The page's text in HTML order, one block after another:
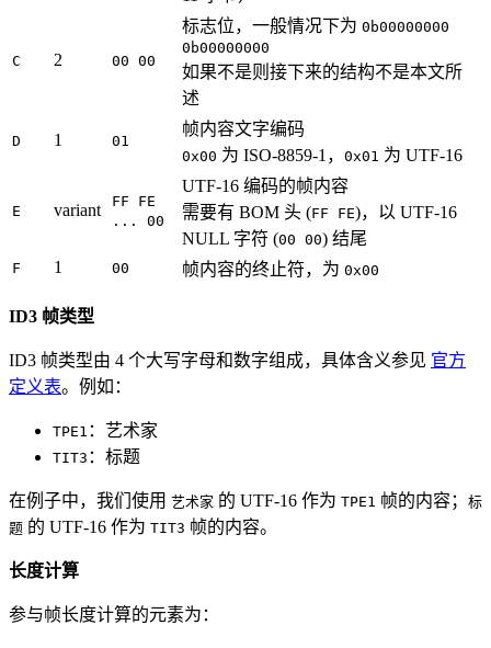
C 2 00 00
标志位，一般情况下为 0b00000000
0b00000000
如果不是则接下来的结构不是本文所
述
D 1 01
帧内容文字编码
0x00 为 ISO-8859-1， 0x01 为 UTF-16
E variant
FF FE
... 00
UTF-16 编码的帧内容
需要有 BOM 头 (FF FE)，以 UTF-16
NULL 字符 (00 00) 结尾
F 1 00 帧内容的终止符，为 0x00
ID3 帧类型
ID3 帧类型由 4 个大写字母和数字组成，具体含义参见 官方
定义表。例如：
TPE1 ：艺术家
TIT3 ：标题
在例子中，我们使用 艺术家 的 UTF-16 作为 TPE1 帧的内容； 标
题 的 UTF-16 作为 TIT3 帧的内容。
长度计算
参与帧长度计算的元素为：